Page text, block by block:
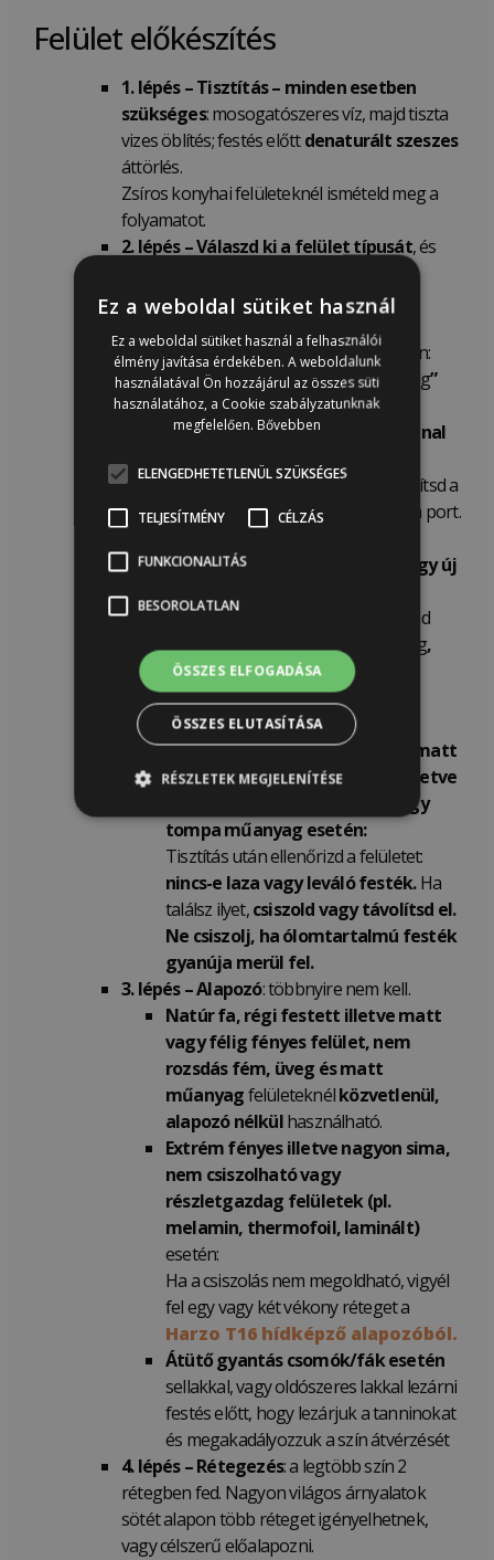
Felület előkészítés
1. lépés – Tisztítás – minden esetben
szükséges: mosogatószeres víz, majd tiszta
vizes öblítés; festés előttdenaturált szeszes
áttörlés.
Zsíros konyhai felületeknél ismételd meg a
folyamatot.
2. lépés –Válaszd ki a felület típusát, és
tippeket:
lakkozott vagy lakkal kezelt) esetén:
Finomancsiszold át „scuff sanding”
(érdesítés,„bolyhosítás”)220-as
szemcseméretű csiszolóvászonnal
erezetének irányában, hogy tompítsd a
fényt. A csiszolás után távolítsd el a port.
bútorápolóval kezelt felület vagy új
Ha tisztítás után még mindig marad
wax, polírozószer vagy olajos réteg,
szagtalan lakkbenzin higító
segítségéveltávolítsd el a
maradványokat.
Régi,már málló, pergő festés,
matt
vagy selyemfényű felülettel, illetve
nem rozsdásodó fém, üveg vagy
tompa műanyag esetén:
Tisztítás után ellenőrizd a felületet:
nincs-e laza vagy leváló festék.Ha
találsz ilyet,csiszold vagy távolítsd el.
Ne csiszolj, ha ólomtartalmú festék
gyanúja merül fel.
3. lépés – Alapozó: többnyire nem kell.
Natúr fa, régi festett illetve matt
vagy félig fényes felület, nem
rozsdás fém, üveg és matt
műanyagfelületeknélközvetlenül,
alapozó nélkülhasználható.
Extrém fényes illetve nagyon sima,
nem csiszolható vagy
részletgazdag felületek (pl.
melamin, thermofoil, laminált)
esetén:
Ha a csiszolás nem megoldható, vigyél
fel egy vagy két vékony réteget a
Harzo T16 hídképző alapozóból.
Átütő gyantás csomók/fák esetén
sellakkal, vagy oldószeres lakkal lezárni
festés előtt, hogy lezárjuk a tanninokat
és megakadályozzuk a szín átvérzését
4. lépés – Rétegezés: a legtöbb szín 2
rétegben fed. Nagyon világos árnyalatok
sötét alapon több réteget igényelhetnek,
vagy célszerű előalapozni.
Ez a weboldal sütiket használ
Ez a weboldal sütiket használ a felhasználói
élmény javítása érdekében. A weboldalunk
használatával Ön hozzájárul az összes süti
használatához, a Cookie szabályzatunknak
megfelelően. Bővebben
ELENGEDHETETLENÜL SZÜKSÉGES
TELJESÍTMÉNY CÉLZÁS
FUNKCIONALITÁS
BESOROLATLAN
ÖSSZES ELFOGADÁSA
ÖSSZES ELUTASÍTÁSA
RÉSZLETEK MEGJELENÍTÉSE